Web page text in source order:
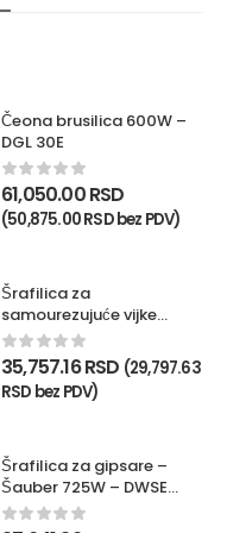
Čeona brusilica 600W –
DGL 30E
61,050.00RSD
(50,875.00RSDbez PDV)
Šrafilica za
samourezujuće vijke
725W – TKSE 2500Q
35,757.16RSD (29,797.63
RSD bez PDV)
Šrafilica za gipsare –
Šauber 725W – DWSE
4000Q